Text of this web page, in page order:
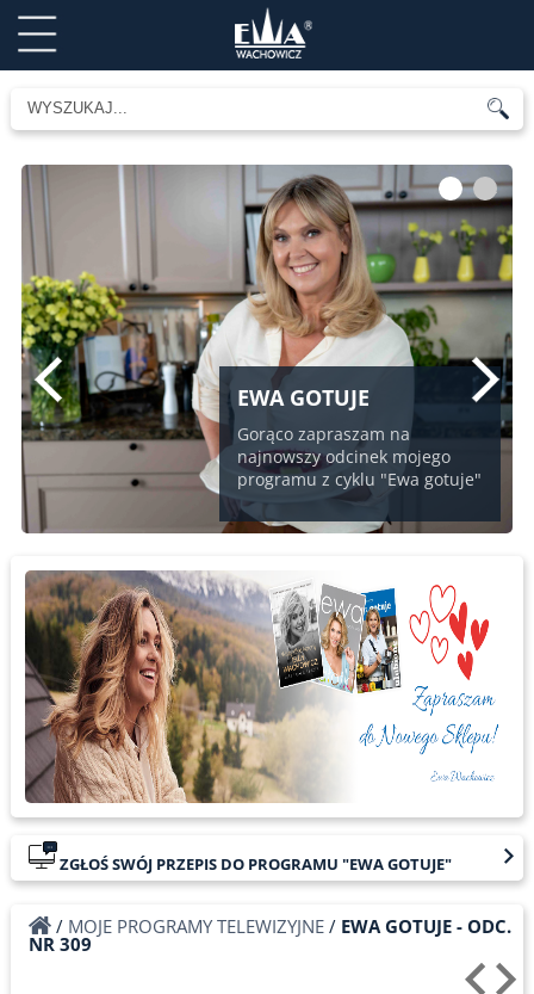
EWA GOTUJE
Gorąco zapraszam na
najnowszy odcinek mojego
programu z cyklu "Ewa gotuje"
1 2
ZGŁOŚ SWÓJ PRZEPIS DO PROGRAMU "EWA GOTUJE"
/ MOJE PROGRAMY TELEWIZYJNE/ EWA GOTUJE - ODC.
NR 309